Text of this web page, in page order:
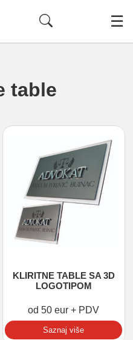
☰
table
KLIRITNE TABLE SA 3D
LOGOTIPOM
od 50 eur + PDV
Saznaj više